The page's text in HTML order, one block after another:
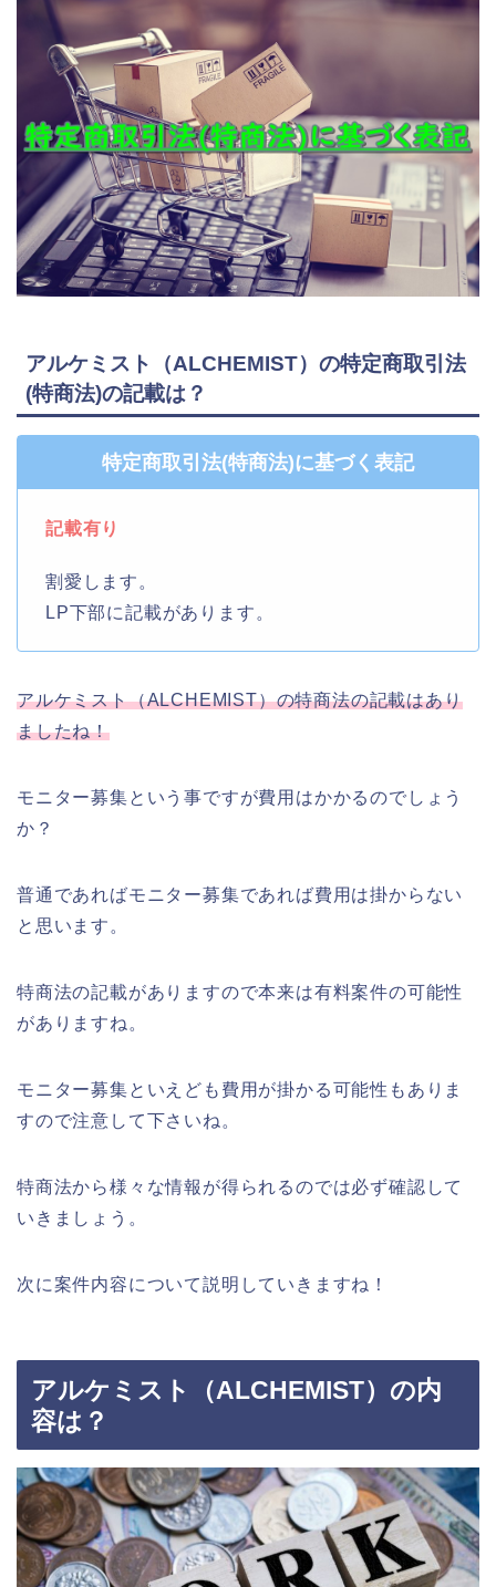
アルケミスト（ALCHEMIST）の特定商取引法
(特商法)の記載は？
特定商取引法(特商法)に基づく表記
記載有り
割愛します。
LP下部に記載があります。
アルケミスト（ALCHEMIST）の特商法の記載はあり
ましたね！
モニター募集という事ですが費用はかかるのでしょう
か？
普通であればモニター募集であれば費用は掛からない
と思います。
特商法の記載がありますので本来は有料案件の可能性
がありますね。
モニター募集といえども費用が掛かる可能性もありま
すので注意して下さいね。
特商法から様々な情報が得られるのでは必ず確認して
いきましょう。
次に案件内容について説明していきますね！
アルケミスト（ALCHEMIST）の内
容は？